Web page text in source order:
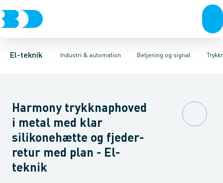
El-teknik Industri & automation
Afbrydere, stikkontakter & lampeudtagForgreningsmateriel
Betjening og signal
Industristiksystemer Frekvensomformere og softstartere
TrykknaphovedLystårn element, optiskTilslutningsmodul
Harmony trykknaphoved
i metal med klar
silikonehætte og fjeder-
retur med plan - El-
teknik